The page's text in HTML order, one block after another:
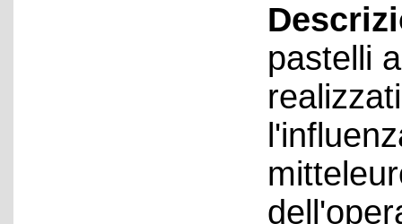
pastelli